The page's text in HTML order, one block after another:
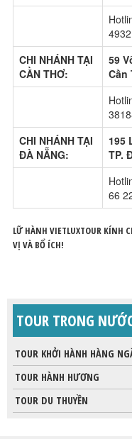
4932
CHI NHÁNH TẠI
CẦN THƠ:
59
Cần
CHI NHÁNH TẠI
ĐÀ NẴNG:
195
TP.
66
LỮ HÀNH VIETLUXTOUR KÍNH
VỊ VÀ BỔ ÍCH!
TOUR TRONG
TOUR KHỞI HÀNH HÀNG
TOUR HÀNH HƯƠNG
TOUR DU THUYỀN